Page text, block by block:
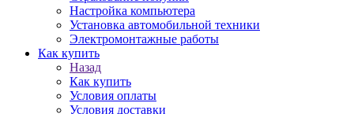
Настройка компьютера
Установка автомобильной техники
Электромонтажные работы
Как купить
Назад
Как купить
Условия оплаты
Условия доставки